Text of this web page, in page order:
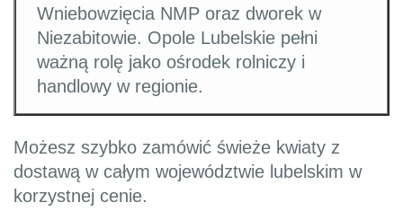
Wniebowzięcia NMP oraz dworek w
Niezabitowie. Opole Lubelskie pełni
ważną rolę jako ośrodek rolniczy i
handlowy w regionie.
Możesz szybko zamówić świeże kwiaty z
dostawą w całym województwie lubelskim w
korzystnej cenie.